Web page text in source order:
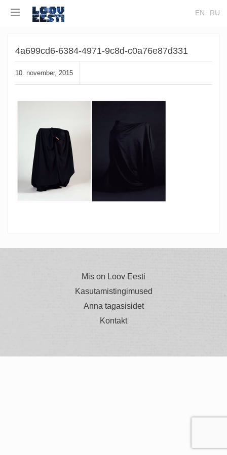
RU
EN
4a699cd6-6384-4971-9c8d-c0a76e87d331
10. november, 2015
Mis on Loov Eesti
Kasutamistingimused
Anna tagasisidet
Kontakt